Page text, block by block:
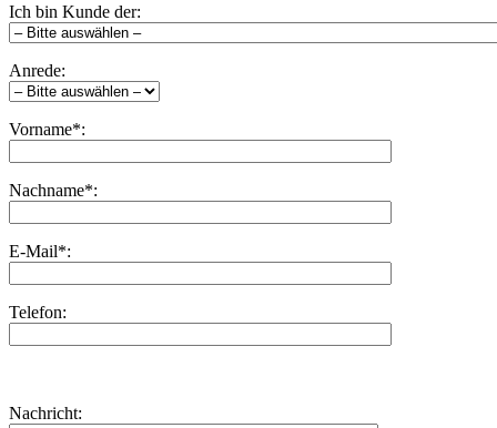
Ich bin Kunde der:
Anrede:
Vorname*:
Nachname*:
E-Mail*:
Telefon:
dieses
lasse
Nachricht: